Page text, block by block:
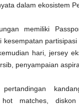
dalam ekosistem
memiliki
kesempatan
hari, jersey
penyampaian
matches, diskon